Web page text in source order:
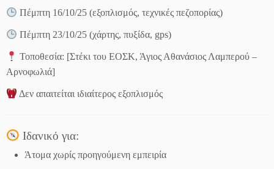
Πέμπτη 16/10/25 (εξοπλισμός, τεχνικές πεζοπορίας)
Πέμπτη 23/10/25 (χάρτης, πυξίδα, gps)
Τοποθεσία: [Στέκι του ΕΟΣΚ, Άγιος Αθανάσιος Λαμπερού –
Αρνοφωλιά]
Δεν απαιτείται ιδιαίτερος εξοπλισμός
Ιδανικό για:
Άτομα χωρίς προηγούμενη εμπειρία